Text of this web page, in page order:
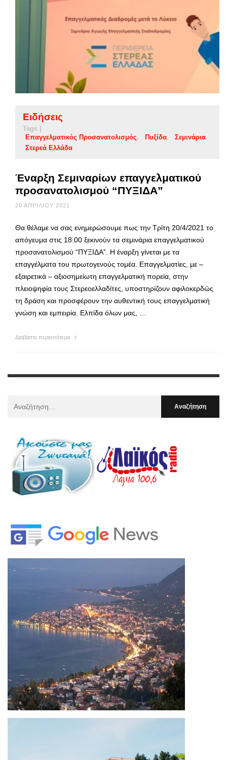
Ειδήσεις
Tags |
Επαγγελματικός Προσανατολισμός
Πυξίδα
Σεμινάρια
Στερεά Ελλάδα
Έναρξη Σεμιναρίων επαγγελματικού
προσανατολισμού “ΠΥΞΙΔΑ”
20 ΑΠΡΙΛΊΟΥ 2021
Θα θέλαμε να σας ενημερώσουμε πως την Τρίτη 20/4/2021 το
απόγευμα στις 18:00 ξεκινούν τα σεμινάρια επαγγελματικού
προσανατολισμού “ΠΥΞΙΔΑ”. Η έναρξη γίνεται με τα
επαγγέλματα του πρωτογενούς τομέα. Επαγγελματίες, με –
εξαιρετικά – αξιοσημείωτη επαγγελματική πορεία, στην
πλειοψηφία τους Στερεοελλαδίτες, υποστηρίζουν αφιλοκερδώς
τη δράση και προσφέρουν την αυθεντική τους επαγγελματική
γνώση και εμπειρία. Ελπίδα όλων μας, …
Διαβάστε περισσότερα